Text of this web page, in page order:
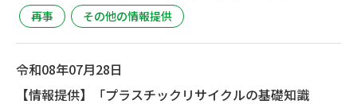
再事 その他の情報提供
令和08年07月28日
【情報提供】「プラスチックリサイクルの基礎知識